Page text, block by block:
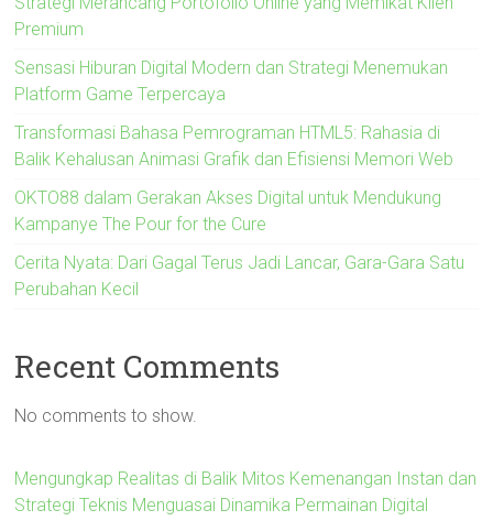
Premium
Sensasi Hiburan Digital Modern dan Strategi Menemukan
Platform Game Terpercaya
Transformasi Bahasa Pemrograman HTML5: Rahasia di
Balik Kehalusan Animasi Grafik dan Efisiensi Memori Web
OKTO88 dalam Gerakan Akses Digital untuk Mendukung
Kampanye The Pour for the Cure
Cerita Nyata: Dari Gagal Terus Jadi Lancar, Gara-Gara Satu
Perubahan Kecil
Recent Comments
No comments to show.
Mengungkap Realitas di Balik Mitos Kemenangan Instan dan
Strategi Teknis Menguasai Dinamika Permainan Digital